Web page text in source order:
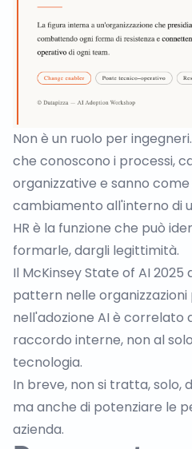
Non è un ruolo per
che conoscono i processi,
organizzative e sanno come
cambiamento all'interno di
HR è la funzione che può
formarle, dargli legittimità.
Il McKinsey State of AI 2025
pattern nelle organizzazioni
nell'adozione AI è correlato
raccordo interne, non al
tecnologia.
In breve, non si tratta, solo,
ma anche di potenziare le
azienda.